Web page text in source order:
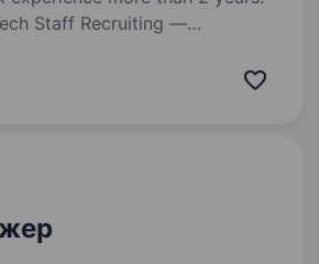
Staff Recruiting —
підбір персоналу
та…